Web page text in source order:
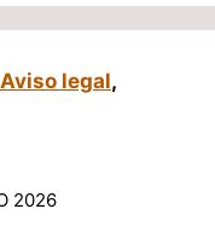
Aviso legal,
2026